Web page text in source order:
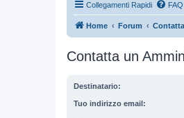
Collegamenti Rapidi FAQ
Home Forum
Contatta un
Destinatario:
Tuo indirizzo email: